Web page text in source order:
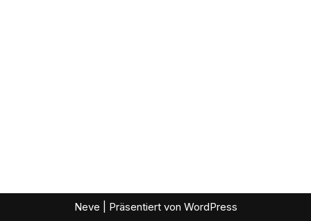
Neve | Präsentiert von WordPress